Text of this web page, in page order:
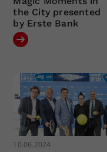
the City presented
by Erste Bank
10.06.2024